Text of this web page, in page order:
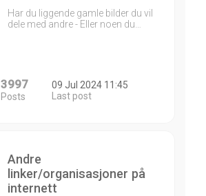
Har du liggende gamle bilder du vil
dele med andre - Eller noen du…
3997
Posts
09 Jul 2024 11:45
Last post
Andre
linker/organisasjoner på
internett